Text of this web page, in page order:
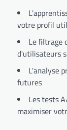
votre profil
Le filtrage
d'utilisateurs
L'analyse
futures
Les tests
maximiser